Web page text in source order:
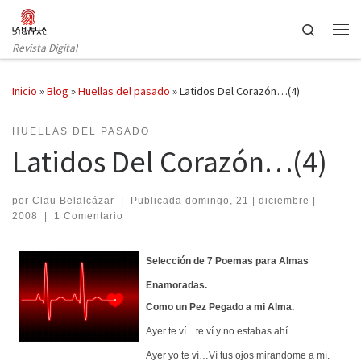
Saltar al contenido
Revista Digital
Search
Inicio »Blog »Huellas del pasado »Latidos Del Corazón…(4)
HUELLAS DEL PASADO
Latidos Del Corazón…(4)
por Clau Belalcázar | Publicada domingo, 21 | diciembre |
2008
| 1 Comentario
Selección de 7 Poemas para Almas
Enamoradas.
Como un Pez Pegado a mi Alma.
Ayer te ví…te ví y no estabas ahí.
Ayer yo te ví…Ví tus ojos mirandome a mí.